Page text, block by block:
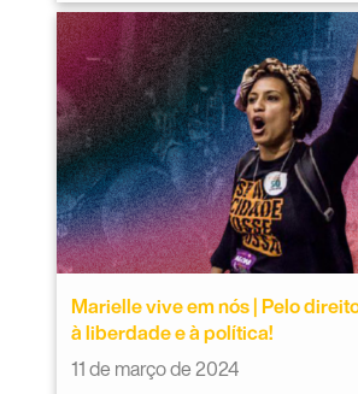
Marielle vive em nós | Pelo
à liberdade e à política!
11 de março de 2024